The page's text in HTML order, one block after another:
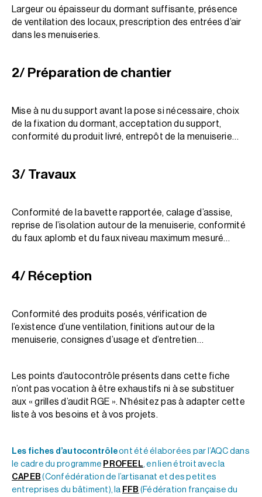
Largeur ou épaisseur du dormant suffisante, présence
de ventilation des locaux, prescription des entrées d’air
dans les menuiseries.
2/ Préparation de chantier
Mise à nu du support avant la pose si nécessaire, choix
de la fixation du dormant, acceptation du support,
conformité du produit livré, entrepôt de la menuiserie…
3/ Travaux
Conformité de la bavette rapportée, calage d’assise,
reprise de l’isolation autour de la menuiserie, conformité
du faux aplomb et du faux niveau maximum mesuré…
4/ Réception
Conformité des produits posés, vérification de
l’existence d’une ventilation, finitions autour de la
menuiserie, consignes d’usage et d’entretien…
Les points d’autocontrôle présents dans cette fiche
n’ont pas vocation à être exhaustifs ni à se substituer
aux « grilles d’audit RGE ». N’hésitez pas à adapter cette
liste à vos besoins et à vos projets.
Les fiches d’autocontrôleont été élaborées par l’AQC dans
le cadre du programme PROFEEL , en lien étroit avec la
CAPEB (Confédération de l’artisanat et des petites
entreprises du bâtiment), la FFB (Fédération française du